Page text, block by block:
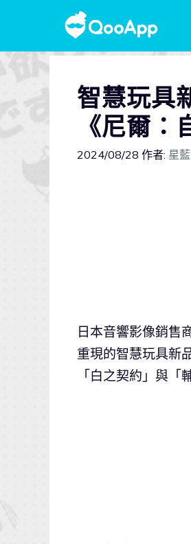
智慧玩具
《尼爾
2024/08/28 作者: 星藍
日本音響影像銷售
重現的智慧玩具新
「白之契約」與「